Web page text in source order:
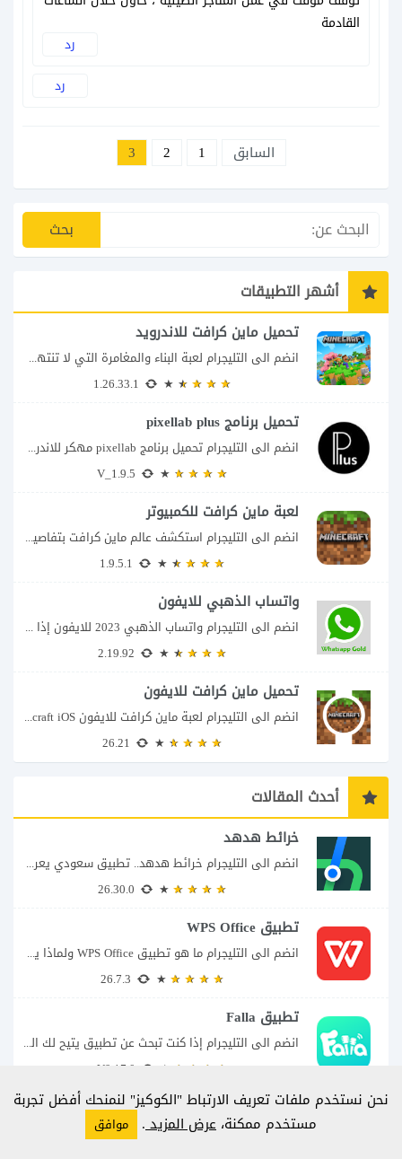
رد
القادمة
رد
السابق 1
2
3
أشهر التطبيقات
تحميل ماين كرافت للاندرويد
انضم الى التليجرام لعبة البناء والمغامرة التي لا تنتهي Minecraft إذا كنت تبحث عن...
تحميل برنامج pixellab plus
انضم الى التليجرام تحميل برنامج pixellab مهكر للاندرويد يعتبر تطبيق بيكسلاب من اشهر تطبيقات...
لعبة ماين كرافت للكمبيوتر
انضم الى التليجرام استكشف عالم ماين كرافت بتفاصيل مذهلة 🌟 هل أنت مستعد لمغامرة...
واتساب الذهبي للايفون
انضم الى التليجرام واتساب الذهبي 2023 للايفون إذا كنت تبحث عن واتساب الذهبي للايفون...
تحميل ماين كرافت للايفون
انضم الى التليجرام لعبة ماين كرافت للايفون Minecraft iOS تُعد لعبة Minecraft واحدة من...
أحدث المقالات
خرائط هدهد
انضم الى التليجرام خرائط هدهد.. تطبيق سعودي يعرف تفاصيل الطريق قبل أن تبدأ رحلتك...
تطبيق WPS Office
انضم الى التليجرام ما هو تطبيق WPS Office ولماذا يمكن أن يغنيك عن عدة...
تطبيق Falla
انضم الى التليجرام إذا كنت تبحث عن تطبيق يتيح لك الدخول إلى غرف دردشة...
تطبيق قطاف
نحن نستخدم ملفات تعريف الارتباط "الكوكيز" لنمنحك أفضل تجربة
مستخدم ممكنة، عرض المزيد. موافق